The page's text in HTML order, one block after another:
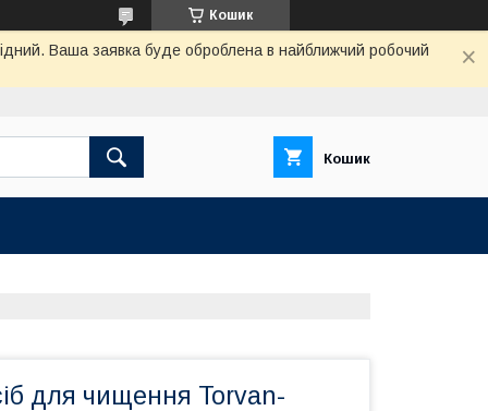
Кошик
Ваша заявка буде оброблена в найближчий робочий
Кошик
для чищення Torvan-